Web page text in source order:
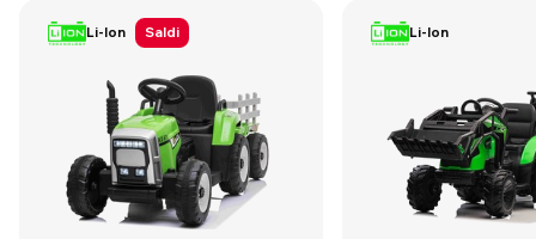
Li-Ion Saldi Li-Ion